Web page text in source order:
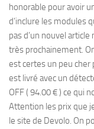
honorable pour avoir
d’inclure les modules
pas d’un nouvel
très prochainement.
est certes un peu cher
est livré avec un
OFF ( 94.00 € ) ce qui
Attention les prix que
le site de Devolo. On